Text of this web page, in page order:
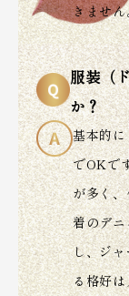
きませ
服装（
か？
基本的
でOKで
が多く
着のデ
し、ジ
る格好